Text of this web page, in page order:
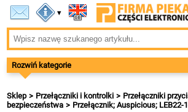
▾
Rozwiń kategorie
Sklep Przełączniki i kontrolki Przełączniki
bezpieczeństwa
Przełącznik; Auspicious; LEB22-